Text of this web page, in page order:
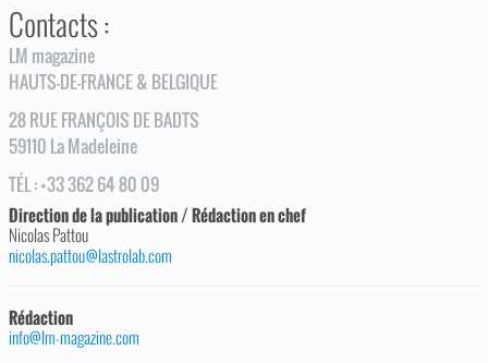
Contacts :
LM magazine
HAUTS-DE-FRANCE & BELGIQUE
28RUEFRANÇOIS DE BADTS
59110 La Madeleine
TÉL:+33 362 64 80 09
Direction de la publication / Rédaction en chef
Nicolas Pattou
nicolas.pattou@lastrolab.com
Rédaction
info@lm-magazine.com